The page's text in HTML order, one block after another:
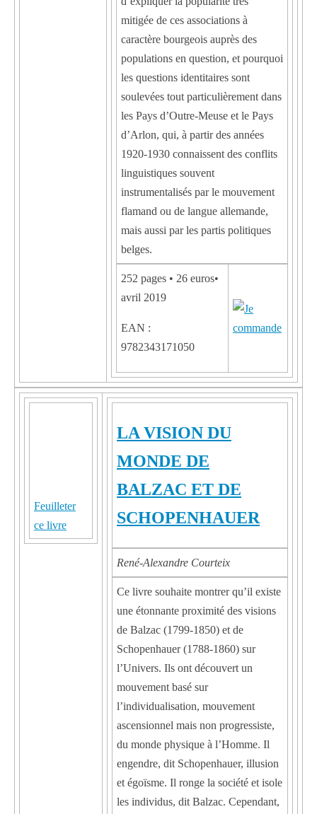
mitigée de ces associations à
caractère bourgeois auprès des
populations en question, et pourquoi
les questions identitaires sont
soulevées tout particulièrement dans
les Pays d’Outre-Meuse et le Pays
d’Arlon, qui, à partir des années
1920-1930 connaissent des conflits
linguistiques souvent
instrumentalisés par le mouvement
flamand ou de langue allemande,
mais aussi par les partis politiques
belges.
252 pages • 26 euros•
avril 2019
EAN :
9782343171050
Feuilleter
ce livre
LA VISION DU
MONDE DE
BALZAC ET DE
SCHOPENHAUER
René-Alexandre Courteix
Ce livre souhaite montrer qu’il existe
une étonnante proximité des visions
de Balzac (1799-1850) et de
Schopenhauer (1788-1860) sur
l’Univers. Ils ont découvert un
mouvement basé sur
l’individualisation, mouvement
ascensionnel mais non progressiste,
du monde physique à l’Homme. Il
engendre, dit Schopenhauer, illusion
et égoïsme. Il ronge la société et isole
les individus, dit Balzac. Cependant,